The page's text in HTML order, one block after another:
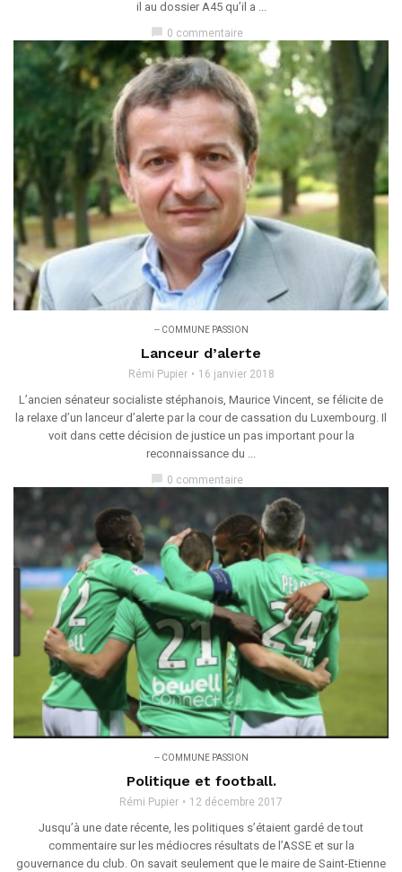
il au dossier A45 qu’il a ...
chat_bubble 0 commentaire
-- COMMUNE PASSION
Lanceur d’alerte
Rémi Pupier 16 janvier 2018
L’ancien sénateur socialiste stéphanois, Maurice Vincent, se félicite de
la relaxe d’un lanceur d’alerte par la cour de cassation du Luxembourg. Il
voit dans cette décision de justice un pas important pour la
reconnaissance du ...
chat_bubble 0 commentaire
-- COMMUNE PASSION
Politique et football.
Rémi Pupier 12 décembre 2017
Jusqu’à une date récente, les politiques s’étaient gardé de tout
commentaire sur les médiocres résultats de l’ASSE et sur la
gouvernance du club. On savait seulement que le maire de Saint-Etienne